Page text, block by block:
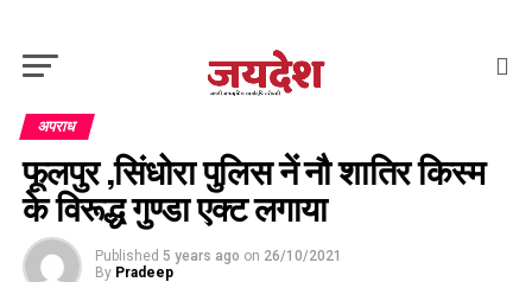
अपराध
फूलपुर ,सिंधोरा पुलिस नें नौ शातिर किस्म
के विरूद्ध गुण्डा एक्ट लगाया
Published 5 years ago on 26/10/2021
By Pradeep